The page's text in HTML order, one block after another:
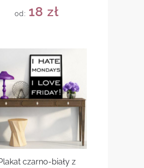
od: 18zł
czarno-biały z